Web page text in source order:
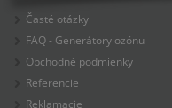
Časté otázky
FAQ - Generátory ozónu
Obchodné podmienky
Referencie
Reklamacie